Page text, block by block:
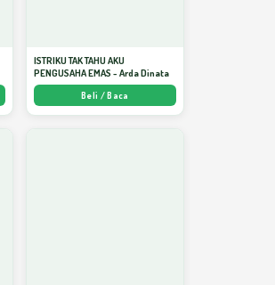
ISTRIKU TAK TAHU AKU
PENGUSAHA EMAS - Arda Dinata
Beli / Baca